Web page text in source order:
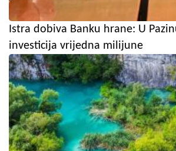
Istra dobiva Banku hrane: U
investicija vrijedna milijune